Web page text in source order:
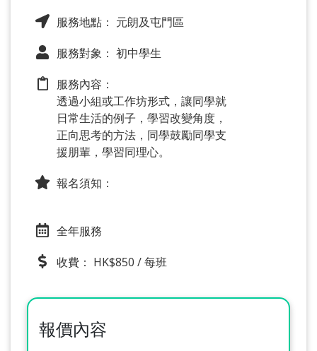
服務地點： 元朗及屯門區
服務對象： 初中學生
服務內容：
透過小組或工作坊形式，讓同學就
日常生活的例子，學習改變角度，
正向思考的方法，同學鼓勵同學支
援朋輩，學習同理心。
報名須知：
全年服務
收費： HK$850 / 每班
報價內容